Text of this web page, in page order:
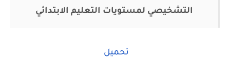
التشخيصي لمستويات التعليم الابتدائي
تحميل